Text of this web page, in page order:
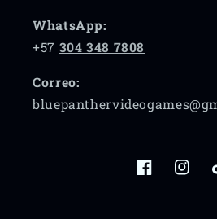
WhatsApp:
+57 304 348 7808
Correo:
Facebook